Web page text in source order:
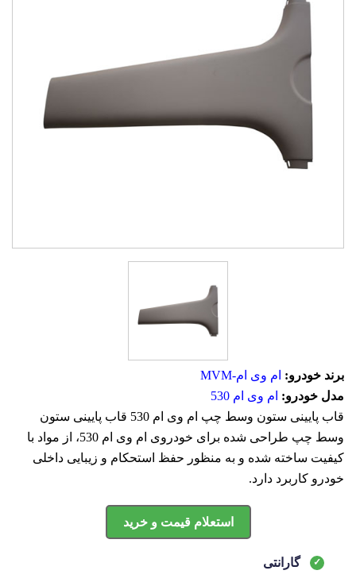
برند خودرو: ام وی ام-MVM
مدل خودرو: ام وی ام 530
قاب پایینی ستون وسط چپ ام وی ام 530 قاب پایینی ستون
وسط چپ طراحی شده برای خودروی ام وی ام 530، از مواد با
کیفیت ساخته شده و به منظور حفظ استحکام و زیبایی داخلی
خودرو کاربرد دارد.
استعلام قیمت و خرید
گارانتی